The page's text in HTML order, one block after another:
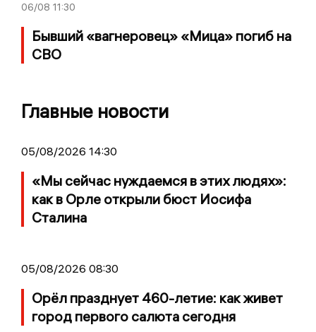
06/08 11:30
Бывший «вагнеровец» «Мица» погиб на
СВО
Главные новости
05/08/2026 14:30
«Мы сейчас нуждаемся в этих людях»:
как в Орле открыли бюст Иосифа
Сталина
05/08/2026 08:30
Орёл празднует 460-летие: как живет
город первого салюта сегодня